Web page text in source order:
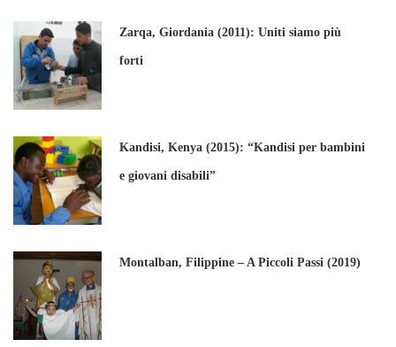
Zarqa, Giordania (2011): Uniti siamo più
forti
Kandisi, Kenya (2015): “Kandisi per bambini
e giovani disabili”
Montalban, Filippine – A Piccoli Passi (2019)